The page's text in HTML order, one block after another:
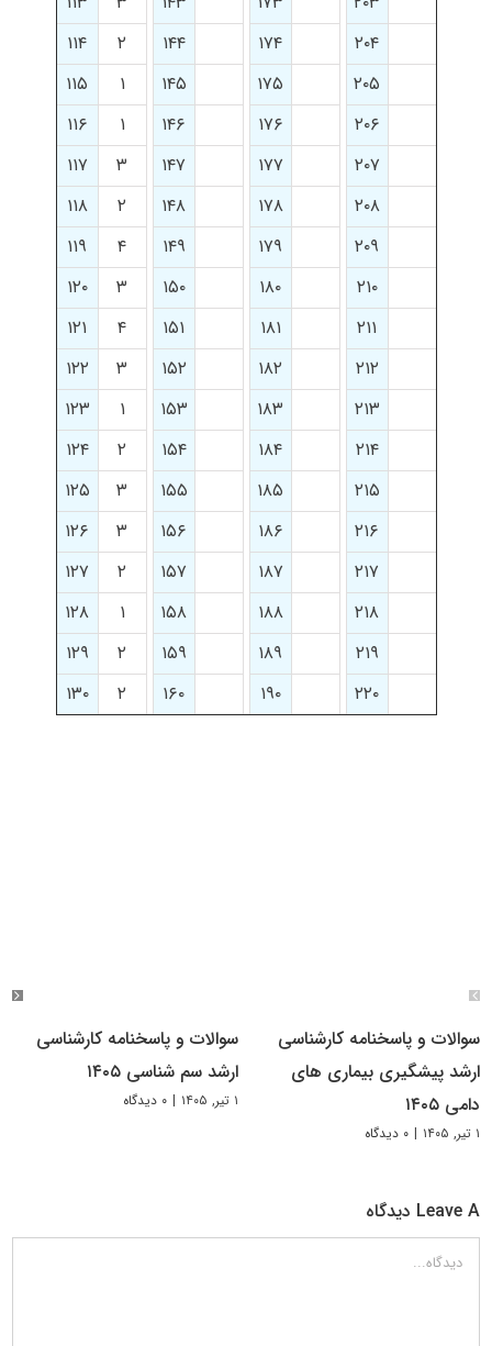
۲۰۴
۱۷۴ ۱۴۴ ۲
۱۱۴
۲۰۵
۱۷۵ ۱۴۵ ۱
۱۱۵
۲۰۶
۱۷۶ ۱۴۶ ۱
۱۱۶
۲۰۷
۱۷۷ ۱۴۷ ۳
۱۱۷
۲۰۸
۱۷۸ ۱۴۸ ۲
۱۱۸
۲۰۹
۱۷۹ ۱۴۹ ۴
۱۱۹
۲۱۰
۱۸۰ ۱۵۰ ۳
۱۲۰
۲۱۱
۱۸۱ ۱۵۱ ۴
۱۲۱
۲۱۲
۱۸۲ ۱۵۲ ۳
۱۲۲
۲۱۳
۱۸۳ ۱۵۳ ۱
۱۲۳
۲۱۴
۱۸۴ ۱۵۴ ۲
۱۲۴
۲۱۵
۱۸۵ ۱۵۵ ۳
۱۲۵
۲۱۶
۱۸۶ ۱۵۶ ۳
۱۲۶
۲۱۷
۱۸۷ ۱۵۷ ۲
۱۲۷
۲۱۸
۱۸۸ ۱۵۸ ۱
۱۲۸
۲۱۹
۱۸۹ ۱۵۹ ۲
۱۲۹
۲۲۰
۱۹۰ ۱۶۰ ۲ ۱۳۰
سوالات و پاسخنامه کارشناسی
ارشد پیشگیری بیماری های
دامی ۱۴۰۵
۱ تیر, ۱۴۰۵ | ۰ دیدگاه
سوالات و پاسخنامه کارشناسی
ارشد سم شناسی ۱۴۰۵
۱ تیر, ۱۴۰۵ | ۰ دیدگاه
Leave A دیدگاه
دیدگاه